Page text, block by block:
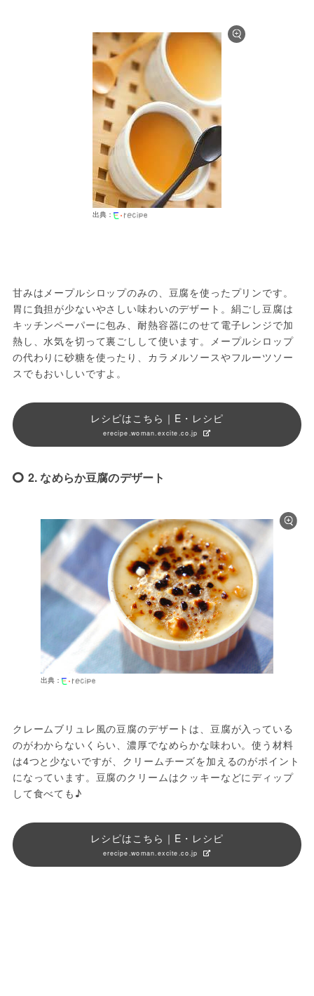
出典：
甘みはメープルシロップのみの、豆腐を使ったプリンです。
胃に負担が少ないやさしい味わいのデザート。絹ごし豆腐は
キッチンペーパーに包み、耐熱容器にのせて電子レンジで加
熱し、水気を切って裏ごしして使います。メープルシロップ
の代わりに砂糖を使ったり、カラメルソースやフルーツソー
スでもおいしいですよ。
レシピはこちら｜E・レシピ
erecipe.woman.excite.co.jp
2. なめらか豆腐のデザート
出典：
クレームブリュレ風の豆腐のデザートは、豆腐が入っている
のがわからないくらい、濃厚でなめらかな味わい。使う材料
は4つと少ないですが、クリームチーズを加えるのがポイント
になっています。豆腐のクリームはクッキーなどにディップ
して食べても♪
レシピはこちら｜E・レシピ
erecipe.woman.excite.co.jp